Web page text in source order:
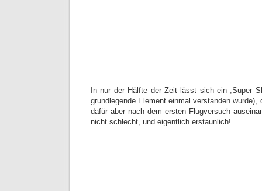
In nur der Hälfte der Zeit lässt sich ein „Super
grundlegende Element einmal verstanden
dafür aber nach dem ersten Flugversuch
nicht schlecht, und eigentlich erstaunlich!